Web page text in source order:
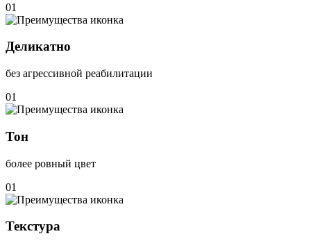
01
Деликатно
без агрессивной реабилитации
01
Тон
более ровный цвет
01
Текстура